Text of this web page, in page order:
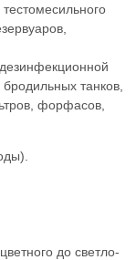
танков,
форфасов,
до светло-